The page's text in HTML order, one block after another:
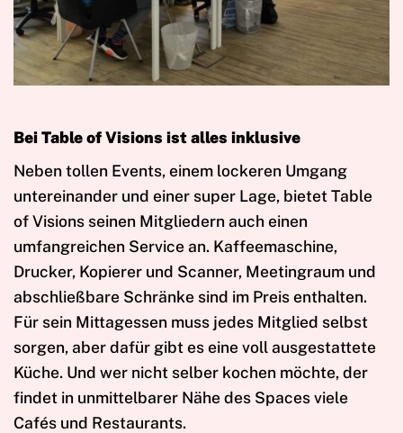
Bei Table of Visions ist alles inklusive
Neben tollen Events, einem lockeren Umgang
untereinander und einer super Lage, bietet Table
of Visions seinen Mitgliedern auch einen
umfangreichen Service an. Kaffeemaschine,
Drucker, Kopierer und Scanner, Meetingraum und
abschließbare Schränke sind im Preis enthalten.
Für sein Mittagessen muss jedes Mitglied selbst
sorgen, aber dafür gibt es eine voll ausgestattete
Küche. Und wer nicht selber kochen möchte, der
findet in unmittelbarer Nähe des Spaces viele
Cafés und Restaurants.